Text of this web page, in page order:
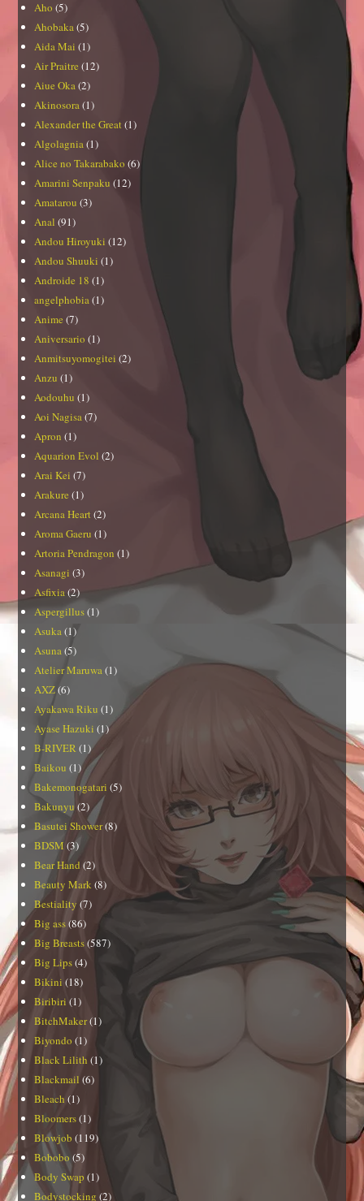
Aho (5)
Ahobaka(5)
Aida Mai (1)
Air Praitre (12)
Aiue Oka(2)
Akinosora(1)
Alexander the Great(1)
Algolagnia(1)
Alice no Takarabako (6)
Amarini Senpaku (12)
Amatarou (3)
Anal (91)
Andou Hiroyuki (12)
Andou Shuuki (1)
Androide 18 (1)
angelphobia(1)
Anime (7)
Aniversario (1)
Anmitsuyomogitei (2)
Anzu (1)
Aodouhu (1)
Aoi Nagisa(7)
Apron (1)
Aquarion Evol (2)
Arai Kei (7)
Arakure (1)
Arcana Heart (2)
Aroma Gaeru (1)
Artoria Pendragon (1)
Asanagi (3)
Asfixia(2)
Aspergillus(1)
Asuka(1)
Asuna(5)
Atelier Maruwa(1)
AXZ(6)
Ayakawa Riku (1)
Ayase Hazuki (1)
B-RIVER (1)
Baikou (1)
Bakemonogatari (5)
Bakunyu (2)
Basutei Shower(8)
BDSM (3)
Bear Hand (2)
Beauty Mark (8)
Bestiality (7)
Big ass(86)
Big Breasts(587)
Big Lips(4)
Bikini (18)
Biribiri (1)
BitchMaker(1)
Biyondo (1)
Black Lilith (1)
Blackmail (6)
Bleach (1)
Bloomers(1)
Blowjob (119)
Bobobo (5)
Body Swap (1)
Bodystocking (2)